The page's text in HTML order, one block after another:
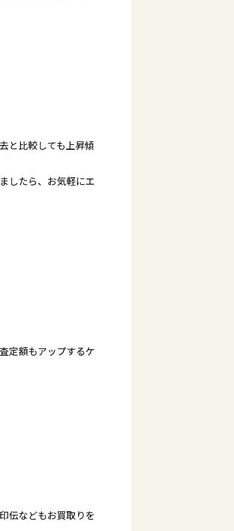
と比較しても上昇傾
したら、お気軽にエ
定額もアップするケ
伝などもお買取りを